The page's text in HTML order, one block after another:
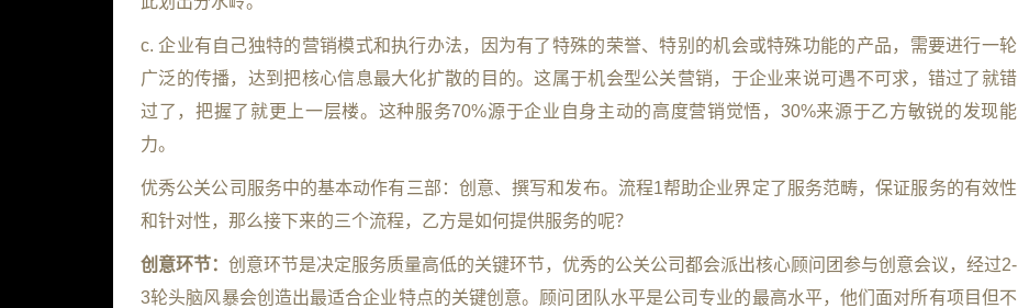
c. 企业有自己独特的营销模式和执行办法，因为有了特殊的荣誉、特别的机会或特殊功能的产品，需要进行一轮
广泛的传播，达到把核心信息最大化扩散的目的。这属于机会型公关营销，于企业来说可遇不可求，错过了就错
过了，把握了就更上一层楼。这种服务70%源于企业自身主动的高度营销觉悟，30%来源于乙方敏锐的发现能
力。
优秀公关公司服务中的基本动作有三部：创意、撰写和发布。流程1帮助企业界定了服务范畴，保证服务的有效性
和针对性，那么接下来的三个流程，乙方是如何提供服务的呢？
创意环节： 创意环节是决定服务质量高低的关键环节，优秀的公关公司都会派出核心顾问团参与创意会议，经过2-
3轮头脑风暴会创造出最适合企业特点的关键创意。顾问团队水平是公司专业的最高水平，他们面对所有项目但不